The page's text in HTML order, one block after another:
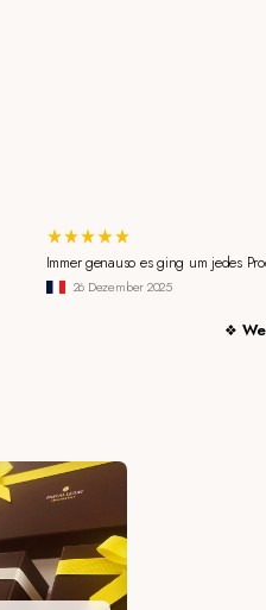
Immer genauso es ging um jedes
26 Dezember 2025